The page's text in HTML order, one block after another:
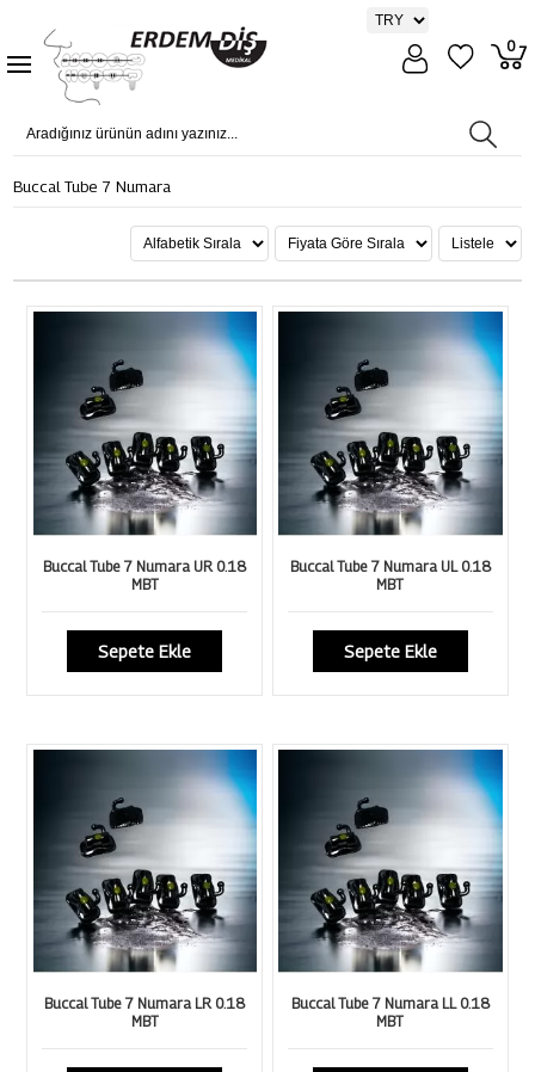
0
Buccal Tube 7 Numara
Buccal Tube 7 Numara UR 0.18
MBT
Sepete Ekle
Buccal Tube 7 Numara UL 0.18
MBT
Sepete Ekle
Buccal Tube 7 Numara LR 0.18
MBT
Buccal Tube 7 Numara LL 0.18
MBT